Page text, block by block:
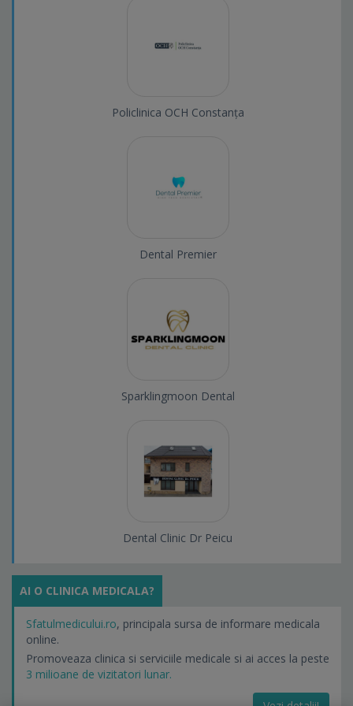
Policlinica OCH Constanța
Dental Premier
Sparklingmoon Dental
Dental Clinic Dr Peicu
AI O CLINICA MEDICALA?
Sfatulmedicului.ro, principala sursa de informare medicala
online.
Promoveaza clinica si serviciile medicale si ai acces la peste
3 milioane de vizitatori lunar.